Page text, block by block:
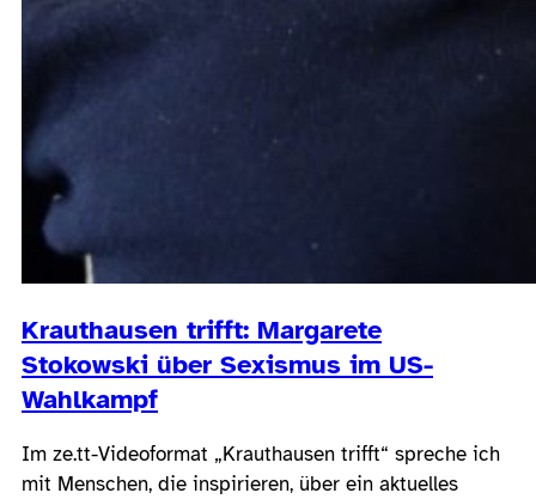
Krauthausen trifft: Margarete
Stokowski über Sexismus im US-
Wahlkampf
Im ze.tt-Videoformat „Krauthausen trifft“ spreche ich
mit Menschen, die inspirieren, über ein aktuelles